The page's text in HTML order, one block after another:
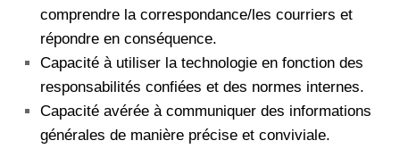
comprendre la correspondance/les courriers et
répondre en conséquence.
Capacité à utiliser la technologie en fonction des
responsabilités confiées et des normes internes.
Capacité avérée à communiquer des informations
générales de manière précise et conviviale.